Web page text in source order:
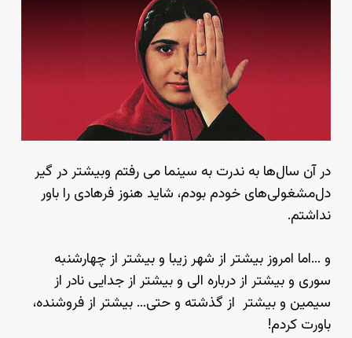
در آن سال‌ها به ندرت به سینما می رفتم وبیشتر در گیر
دل‌مشغولی‌های خودم بودم، شاید هنوز فرهادی را باور
نداشتم.
و …اما امروز بیشتر از شهر زیبا و بیشتر از چهارشنبه
سوری و بیشتر از درباره الی و بیشتر از جدایی نادر از
سیمین و بیشتر از گذشته و حتی… بیشتر از فروشنده،
باورت کردم!